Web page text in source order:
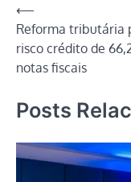
Navegação
de
Post
⟵
Reforma tributária
risco crédito de
notas fiscais
Posts